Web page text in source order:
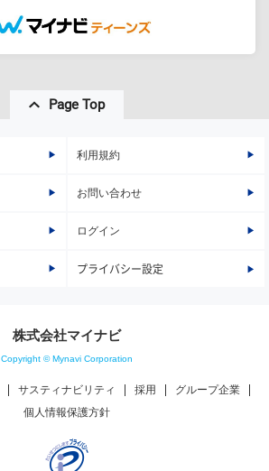
Page Top
利用規約
お問い合わせ
ログイン
プライバシー設定
株式会社マイナビ
Copyright © Mynavi Corporation
サスティナビリティ 採用
グループ企業
個人情報保護方針